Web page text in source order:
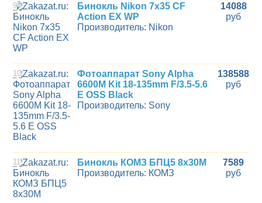
9
Бинокль Nikon 7x35 CF
Action EX WP
Производитель: Nikon
14088
руб
10
Фотоаппарат Sony Alpha
6600M Kit 18-135mm F/3.5-5.6
E OSS Black
Производитель: Sony
138588
руб
11
Бинокль КОМЗ БПЦ5 8х30М
Производитель: КОМЗ
7589
руб